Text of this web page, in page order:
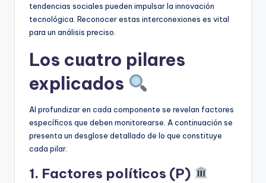
tendencias sociales pueden impulsar la innovación
tecnológica. Reconocer estas interconexiones es vital
para un análisis preciso.
Los cuatro pilares
explicados
Al profundizar en cada componente se revelan factores
específicos que deben monitorearse. A continuación se
presenta un desglose detallado de lo que constituye
cada pilar.
1. Factores políticos (P)